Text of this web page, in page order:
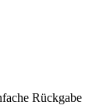
Rückgabe